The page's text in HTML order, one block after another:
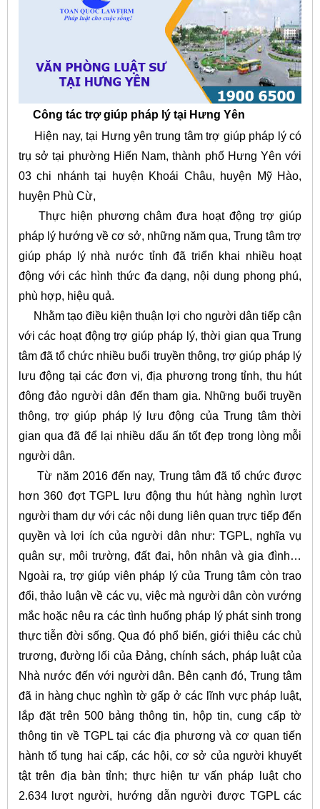
Công tác trợ giúp pháp lý tại Hưng Yên
Hiện nay, tại Hưng yên trung tâm trợ giúp pháp lý có
trụ sở tại phường Hiến Nam, thành phố Hưng Yên với
03 chi nhánh tại huyện Khoái Châu, huyện Mỹ Hào,
huyện Phù Cừ,
Thực hiện phương châm đưa hoạt động trợ giúp
pháp lý hướng về cơ sở, những năm qua, Trung tâm trợ
giúp pháp lý nhà nước tỉnh đã triển khai nhiều hoạt
động với các hình thức đa dạng, nội dung phong phú,
phù hợp, hiệu quả.
Nhằm tạo điều kiện thuận lợi cho người dân tiếp cận
với các hoạt động trợ giúp pháp lý, thời gian qua Trung
tâm đã tổ chức nhiều buổi truyền thông, trợ giúp pháp lý
lưu động tại các đơn vị, địa phương trong tỉnh, thu hút
đông đảo người dân đến tham gia. Những buổi truyền
thông, trợ giúp pháp lý lưu động của Trung tâm thời
gian qua đã để lại nhiều dấu ấn tốt đẹp trong lòng mỗi
người dân.
Từ năm 2016 đến nay, Trung tâm đã tổ chức được
hơn 360 đợt TGPL lưu động thu hút hàng nghìn lượt
người tham dự với các nội dung liên quan trực tiếp đến
quyền và lợi ích của người dân như: TGPL, nghĩa vụ
quân sự, môi trường, đất đai, hôn nhân và gia đình…
Ngoài ra, trợ giúp viên pháp lý của Trung tâm còn trao
đổi, thảo luận về các vụ, việc mà người dân còn vướng
mắc hoặc nêu ra các tình huống pháp lý phát sinh trong
thực tiễn đời sống. Qua đó phổ biến, giới thiệu các chủ
trương, đường lối của Đảng, chính sách, pháp luật của
Nhà nước đến với người dân. Bên cạnh đó, Trung tâm
đã in hàng chục nghìn tờ gấp ở các lĩnh vực pháp luật,
lắp đặt trên 500 bảng thông tin, hộp tin, cung cấp tờ
thông tin về TGPL tại các địa phương và cơ quan tiến
hành tố tụng hai cấp, các hội, cơ sở của người khuyết
tật trên địa bàn tỉnh; thực hiện tư vấn pháp luật cho
2.634 lượt người, hướng dẫn người được TGPL các